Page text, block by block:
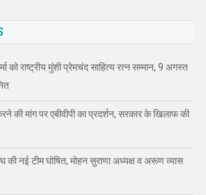
को राष्ट्रीय मुंशी प्रेमचंद साहित्य रत्न सम्मान, 9 अगस्त
की मांग पर एबीवीपी का प्रदर्शन, सरकार के खिलाफ की
की नई टीम घोषित, मोहन सुराणा अध्यक्ष व अरूण व्यास